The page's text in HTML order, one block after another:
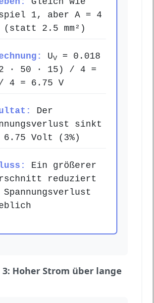
1, aber A = 4
(statt 2.5 mm²)
UV= 0.018
· 50 · 15) / 4 =
4 = 6.75 V
Der
sinkt
6.75 Volt (3%)
Ein größerer
reduziert
Spannungsverlust
Hoher Strom über lange